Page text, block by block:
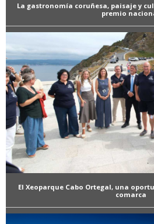
La gastronomía coruñesa, paisaje y
premio
El Xeoparque Cabo Ortegal, una
comarca